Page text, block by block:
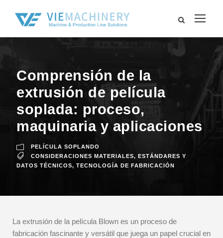
Comprensión de la
extrusión de película
soplada: proceso,
maquinaria y aplicaciones
PELÍCULA SOPLANDO
CONSIDERACIONES MATERIALES, ESTÁNDARES Y
DATOS TÉCNICOS, TECNOLOGÍA DE FABRICACIÓN
La extrusión de la película Blown es un proceso de
fabricación fascinante y versátil que juega un papel crucial en